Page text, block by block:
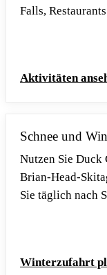
Falls,
Aktivitäten
Schnee und
Nutzen Sie Duck
Brian-Head-
Sie täglich nach
Winterzufahrt